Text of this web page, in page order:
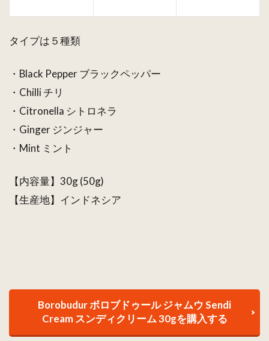
タイプは５種類
・Black Pepper ブラックペッパー
・Chilli チリ
・Citronella シトロネラ
・Ginger ジンジャー
・Mint ミント
【内容量】30g (50g)
【生産地】インドネシア
Borobudur ボロブドゥール ジャムウ Sendi
Cream スンディクリーム 30gを購入する